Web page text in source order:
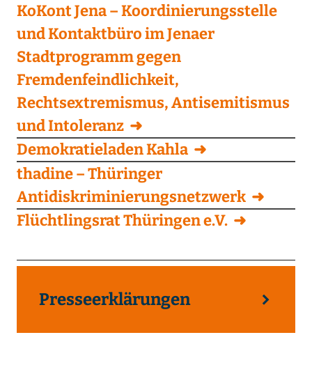
KoKont Jena – Koordinierungsstelle
und Kontaktbüro im Jenaer
Stadtprogramm gegen
Fremdenfeindlichkeit,
Rechtsextremismus, Antisemitismus
und Intoleranz
Demokratieladen Kahla
thadine – Thüringer
Antidiskriminierungsnetzwerk
Flüchtlingsrat Thüringen e.V.
Presseerklärungen